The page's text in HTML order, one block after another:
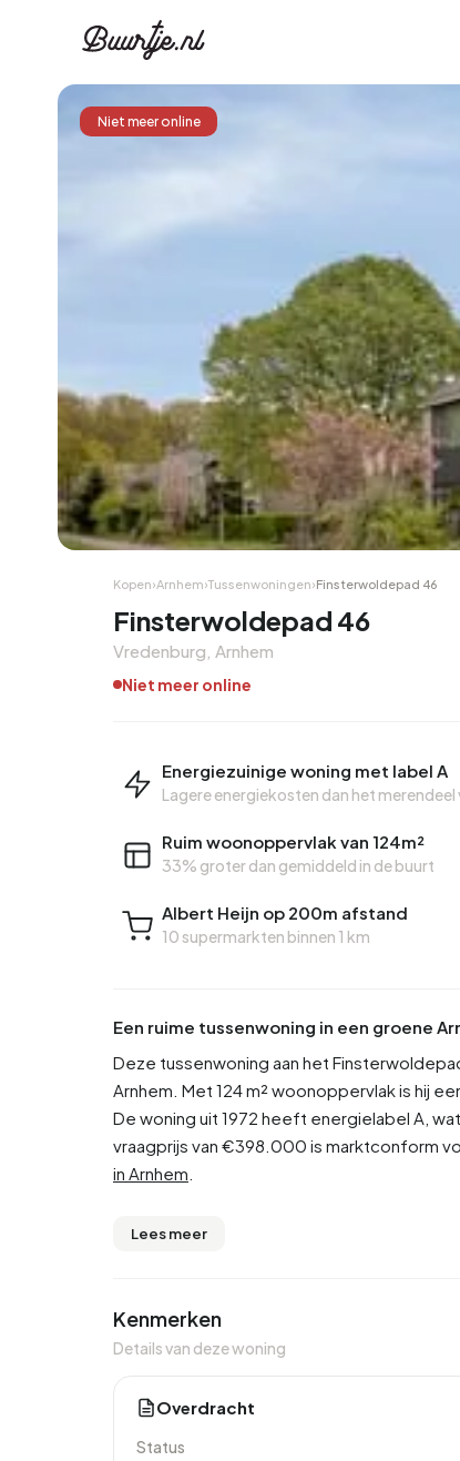
Ontdek
Niet meer online
Kopen›Arnhem›Tussenwoningen›Finsterwoldepad 46
Finsterwoldepad 46
Vredenburg, Arnhem
Niet meer online
Energiezuinige woning met label A
Lagere energiekosten dan het merendeel
Ruim woonoppervlak van 124m²
33% groter dan gemiddeld in de buurt
Albert Heijn op 200m afstand
10 supermarkten binnen 1 km
Een ruime tussenwoning in een groene
Deze tussenwoning aan het
Arnhem. Met 124 m² woonoppervlak is hij
De woning uit 1972 heeft energielabel A,
vraagprijs van €398.000 is marktconform
in Arnhem
Lees meer
Kenmerken
Details van deze woning
Overdracht
Status